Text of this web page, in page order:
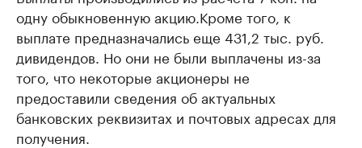
одну обыкновенную акцию.Кроме того, к
выплате предназначались еще 431,2 тыс. руб.
дивидендов. Но они не были выплачены из-за
того, что некоторые акционеры не
предоставили сведения об актуальных
банковских реквизитах и почтовых адресах для
получения.